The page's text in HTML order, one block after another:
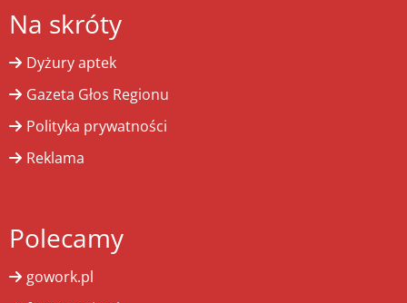
Na skróty
Dyżury aptek
Gazeta Głos Regionu
Polityka prywatności
Reklama
Polecamy
gowork.pl